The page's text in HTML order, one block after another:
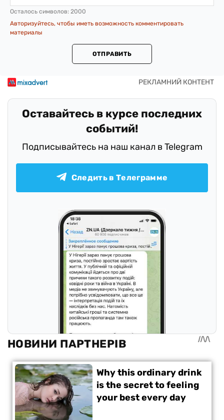
Осталось символов: 2000
Авторизуйтесь, чтобы иметь возможность комментировать
материалы
ОТПРАВИТЬ
Оставайтесь в курсе последних
событий!
Подписывайтесь на наш канал в Telegram
Следить в Телеграмме